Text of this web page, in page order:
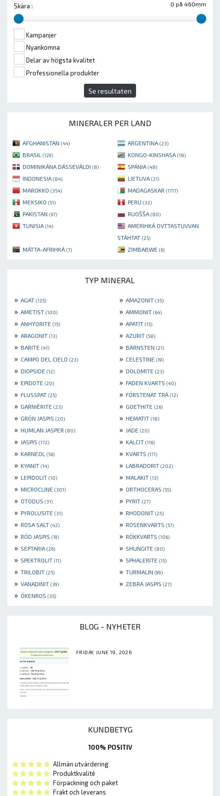
0 på 460mm
Skära :
Kampanjer
Nyankomna
Delar av högsta kvalitet
Professionella produkter
Se resultaten
MINERALER PER LAND
AFGHANISTAN (44) ARGENTINA (23)
BRASIL (129) KONGO-KINSHASA (18)
DOMINIKÁNA DÁSSEVÁLDI (8) SPÁNIA (48)
INDONESIA (84) LIETUVA (21)
MAROKKO (354) MADAGASKAR (1717)
MEKSIKO (51) PERU (32)
PAKISTAN (67) RUOŠŠA (80)
TUNISIA (14)
AMERIHKÁ OVTTASTUVVAN
STÁHTAT (25)
MÁTTA-AFRIHKÁ (7) ZIMBABWE (6)
TYP MINERAL
» AGAT (125) » AMAZONIT (35)
» AMETIST (100) » AMMONIT (64)
» ANHYDRITE (15) » APATIT (15)
» ARAGONIT (13) » AZURIT (58)
» BARITE (41) » BÄRNSTEN (21)
» CAMPO DEL CIELO (23) » CELESTINE (19)
» DIOPSIDE (12) » DOLOMITE (23)
» EPIDOTE (20) » FADEN KVARTS (40)
» FLUSSPAT (25) » FÖRSTENAT TRÄ (12)
» GARNIÈRITE (23) » GOETHITE (26)
» GRÖN JASPIS (20) » HEMATIT (18)
» HUMLAN JASPER (80) » JADE (20)
» JASPIS (172) » KALCIT (116)
» KARNEOL (56) » KVARTS (171)
» KYANIT (14) » LABRADORIT (202)
» LEPIDOLIT (10) » MALAKIT (13)
» MICROCLINE (301) » ORTHOCERAS (55)
» OTODUS (31) » PYRIT (27)
» PYROLUSITE (31) » RHODONIT (25)
» ROSA SALT (42) » ROSENKVARTS (57)
» RÖD JASPIS (19) » RÖKKVARTS (106)
» SEPTARIA (26) » SHUNGITE (80)
» SPEKTROLIT (11) » SPHALERITE (15)
» TRILOBIT (25) » TURMALIN (99)
» VANADINIT (39) » ZEBRA JASPIS (27)
» ÖKENROS (35)
BLOG - NYHETER
FRIDAY, JUNE 19, 2026
KUNDBETYG
100% POSITIV
Allmän utvärdering
Produktkvalité
Förpackning och paket
Frakt och leverans